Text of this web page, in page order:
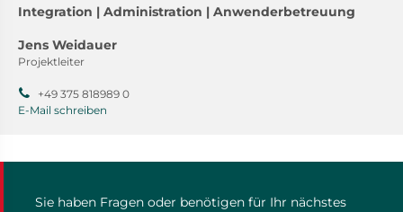
Integration | Administration | Anwenderbetreuung
Jens Weidauer
Projektleiter
+49 375 818989 0
E-Mail schreiben
Sie haben Fragen oder benötigen für Ihr nächstes